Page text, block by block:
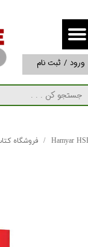
ورود / ثبت نام
حساب کاربری من
تغییر گذر واژه
سفارشات
Hamyar فروشگاه